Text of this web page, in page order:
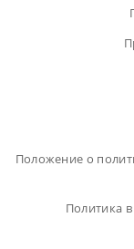
Положение о
Политика